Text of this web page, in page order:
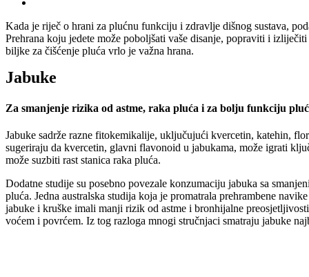
Kada je riječ o hrani za plućnu funkciju i zdravlje dišnog sustava,
Prehrana koju jedete može poboljšati vaše disanje, popraviti i
biljke za čišćenje pluća vrlo je važna hrana.
Jabuke
Za smanjenje rizika od astme, raka pluća i za bolju funkciju
Jabuke sadrže razne fitokemikalije, uključujući kvercetin, katehin,
sugeriraju da kvercetin, glavni flavonoid u jabukama, može igrati
može suzbiti rast stanica raka pluća.
Dodatne studije su posebno povezale konzumaciju jabuka sa
pluća. Jedna australska studija koja je promatrala prehrambene
jabuke i kruške imali manji rizik od astme i bronhijalne
voćem i povrćem. Iz tog razloga mnogi stručnjaci smatraju jabuke